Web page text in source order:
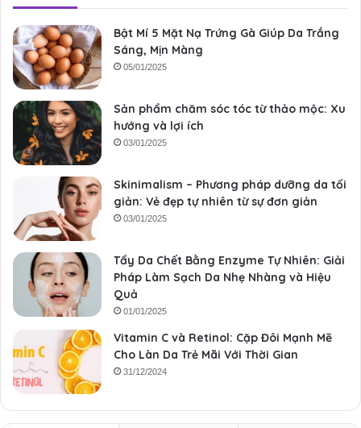
Bật Mí 5 Mặt Nạ Trứng Gà Giúp Da Trắng
Sáng, Mịn Màng
05/01/2025
Sản phẩm chăm sóc tóc từ thảo mộc: Xu
hướng và lợi ích
03/01/2025
Skinimalism – Phương pháp dưỡng da tối
giản: Vẻ đẹp tự nhiên từ sự đơn giản
03/01/2025
Tẩy Da Chết Bằng Enzyme Tự Nhiên: Giải
Pháp Làm Sạch Da Nhẹ Nhàng và Hiệu
Quả
01/01/2025
Vitamin C và Retinol: Cặp Đôi Mạnh Mẽ
Cho Làn Da Trẻ Mãi Với Thời Gian
31/12/2024